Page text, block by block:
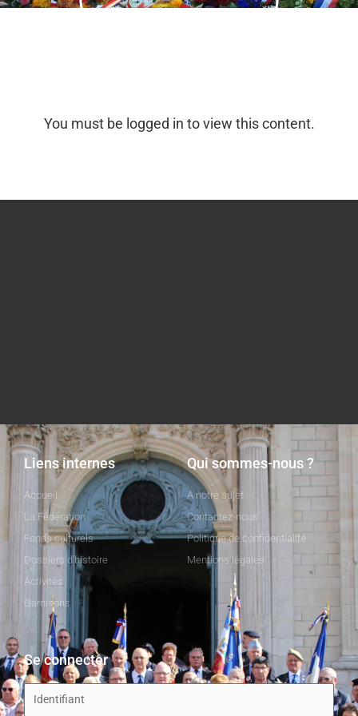
You must be logged in to view this content.
Liens internes
Accueil
La Fédération
Fonds culturels
Dossiers d'histoire
Activités
Garnisons
Qui sommes-nous ?
A notre sujet
Contactez-nous
Politique de confidentialité
Mentions légales
Se connecter